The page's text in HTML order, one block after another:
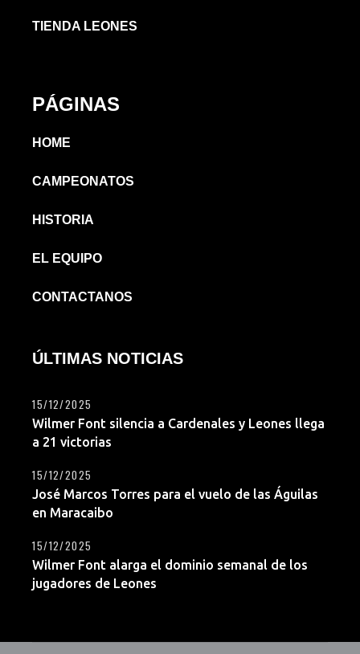
TIENDA LEONES
PÁGINAS
HOME
CAMPEONATOS
HISTORIA
EL EQUIPO
CONTACTANOS
ÚLTIMAS NOTICIAS
Wilmer Font silencia a Cardenales y Leones llega
a 21 victorias
15/12/2025
José Marcos Torres para el vuelo de las Águilas
en Maracaibo
15/12/2025
Wilmer Font alarga el dominio semanal de los
jugadores de Leones
15/12/2025